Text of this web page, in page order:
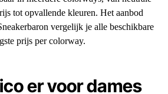
tot opvallende kleuren. Het aanbod
vergelijk je alle beschikbare
prijs per colorway.
er voor dames